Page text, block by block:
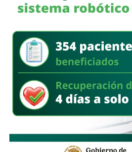
regularización.
deja a los propios conductores
vulnerabilidad,al no contar con
previstas por la normativa estatal.
“Es la empresa la que no cumple
locales establecen y eso deja a
de indefensión”, señaló.
Respecto a la llegada de nuevas
estado, Martínez Acosta